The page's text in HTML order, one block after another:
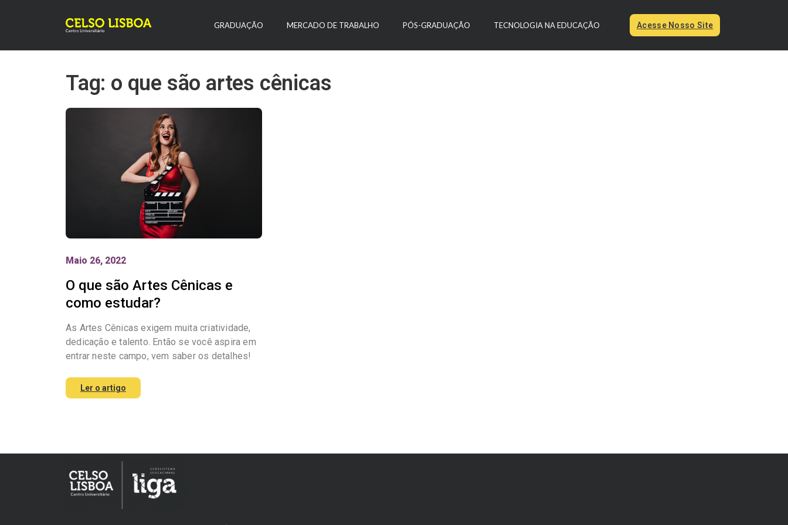
GRADUAÇÃO MERCADO DE TRABALHO PÓS-GRADUAÇÃO TECNOLOGIA NA EDUCAÇÃO Acesse Nosso Site
Tag: o que são artes cênicas
Maio 26, 2022
O que são Artes Cênicas e
como estudar?
As Artes Cênicas exigem muita criatividade,
dedicação e talento. Então se você aspira em
entrar neste campo, vem saber os detalhes!
Ler o artigo